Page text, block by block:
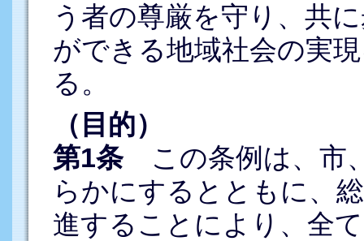
う者の尊厳を守り、共
ができる地域社会の実
る。
（目的）
第1条この条例は、市
らかにするとともに、
進することにより、全